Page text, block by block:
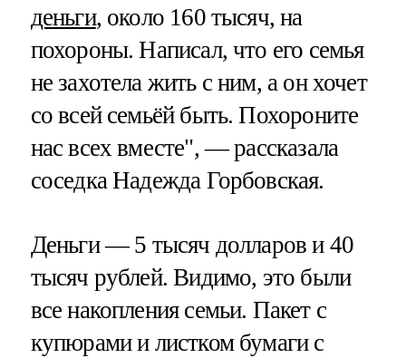
деньги, около 160 тысяч, на
похороны. Написал, что его семья
не захотела жить с ним, а он хочет
со всей семьёй быть. Похороните
нас всех вместе", — рассказала
соседка Надежда Горбовская.
Деньги — 5 тысяч долларов и 40
тысяч рублей. Видимо, это были
все накопления семьи. Пакет с
купюрами и листком бумаги с